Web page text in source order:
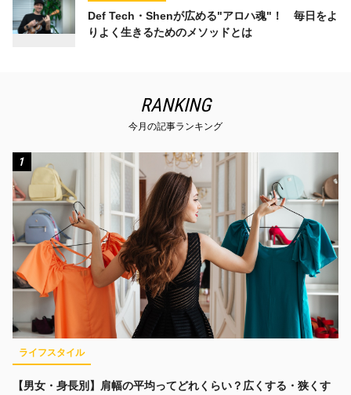
Def Tech・Shenが広める"アロハ魂"！ 毎日をよ
りよく生きるためのメソッドとは
RANKING
今月の記事ランキング
1
ライフスタイル
【男女・身長別】肩幅の平均ってどれくらい？広くする・狭くす